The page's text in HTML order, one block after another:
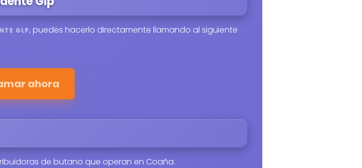
GLP, puedes hacerlo directamente llamando al siguiente
ahora
de butano que operan en Coaña.